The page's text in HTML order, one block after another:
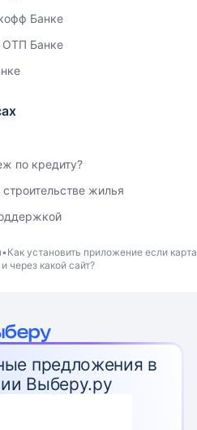
Банке
ОТП Банке
по кредиту?
жилья
Как установить приложение если карта
через какой сайт?
предложения в
Выберу.ру